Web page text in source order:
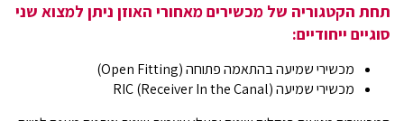
תחת הקטגוריה של מכשירים מאחורי האוזן ניתן למצוא שני
סוגיים ייחודיים:
מכשירי שמיעה בהתאמה פתוחה (Open Fitting)
מכשירי שמיעה (RIC (Receiver In the Canal